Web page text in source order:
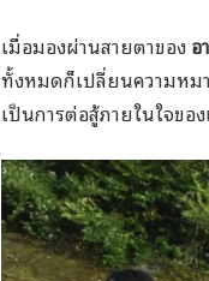
เมื่อมองผ่านสายตาของอ
ทั้งหมดก็เปลี่ยนความหม
เป็นการต่อสู้ภายในใจข